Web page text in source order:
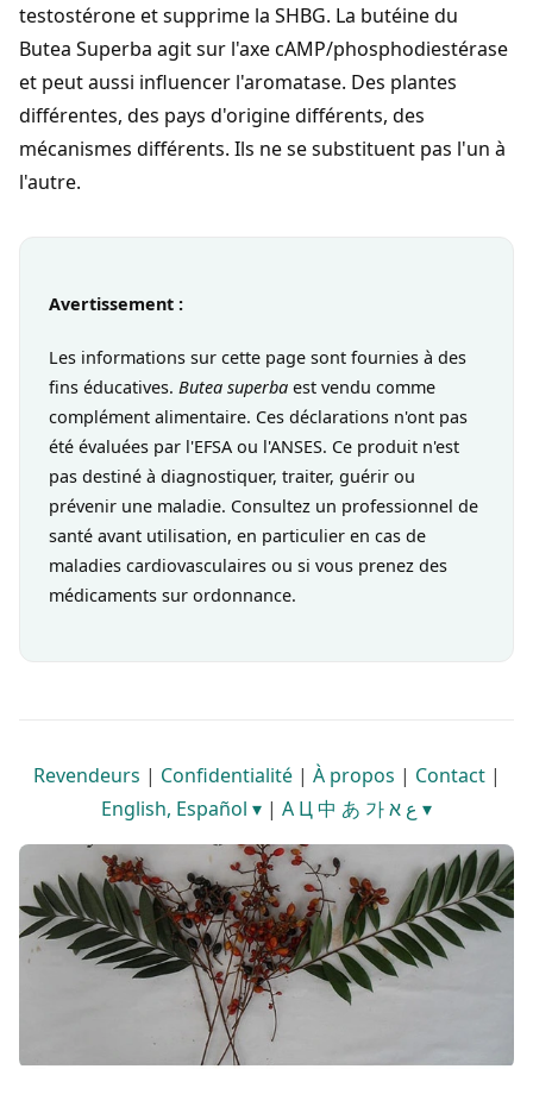
testostérone et supprime la SHBG. La butéine du
Butea Superba agit sur l'axe cAMP/phosphodiestérase
et peut aussi influencer l'aromatase. Des plantes
différentes, des pays d'origine différents, des
mécanismes différents. Ils ne se substituent pas l'un à
l'autre.
Avertissement :
Les informations sur cette page sont fournies à des
fins éducatives. Butea superba est vendu comme
complément alimentaire. Ces déclarations n'ont pas
été évaluées par l'EFSA ou l'ANSES. Ce produit n'est
pas destiné à diagnostiquer, traiter, guérir ou
prévenir une maladie. Consultez un professionnel de
santé avant utilisation, en particulier en cas de
maladies cardiovasculaires ou si vous prenez des
médicaments sur ordonnance.
Revendeurs | Confidentialité| À propos | Contact|
English, Español ▾ | A Ц 中 あ 가 ع א ▾